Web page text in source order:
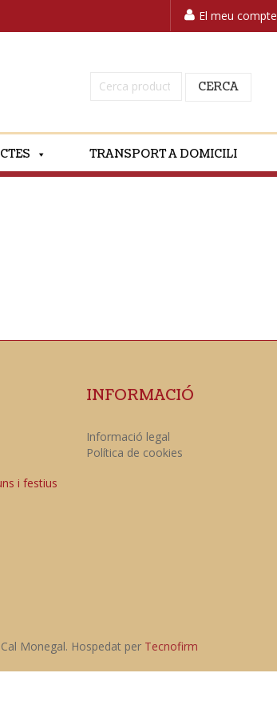
El meu compte
Cerca: CERCA
TRANSPORT A DOMICILI
i festius
INFORMACIÓ
Informació legal
Política de cookies
Monegal. Hospedat per Tecnofirm